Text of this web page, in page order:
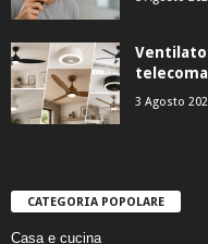
3 Agosto
CATEGORIA POPOLARE
Casa e cucina